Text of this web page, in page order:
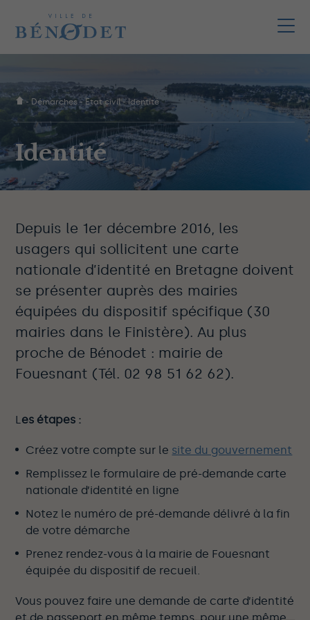
- Démarches-Etat civil-Identité
Identité
Depuis le 1er décembre 2016, les
usagers qui sollicitent une carte
nationale d’identité en Bretagne doivent
se présenter auprès des mairies
équipées du dispositif spécifique (30
mairies dans le Finistère). Au plus
proche de Bénodet : mairie de
Fouesnant (Tél. 02 98 51 62 62).
Les étapes :
Créez votre compte sur le site du gouvernement
Remplissez le formulaire de pré-demande carte
nationale d’identité en ligne
Notez le numéro de pré-demande délivré à la fin
de votre démarche
Prenez rendez-vous à la mairie de Fouesnant
équipée du dispositif de recueil.
Vous pouvez faire une demande de carte d’identité